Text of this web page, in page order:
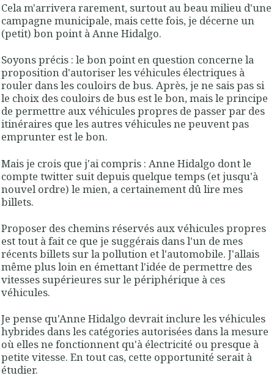
Cela m'arrivera rarement, surtout au beau milieu d'une
campagne municipale, mais cette fois, je décerne un
(petit) bon point à Anne Hidalgo.
Soyons précis : le bon point en question concerne la
proposition d'autoriser les véhicules électriques à
rouler dans les couloirs de bus. Après, je ne sais pas si
le choix des couloirs de bus est le bon, mais le principe
de permettre aux véhicules propres de passer par des
itinéraires que les autres véhicules ne peuvent pas
emprunter est le bon.
Mais je crois que j'ai compris : Anne Hidalgo dont le
compte twitter suit depuis quelque temps (et jusqu'à
nouvel ordre) le mien, a certainement dû lire mes
billets.
Proposer des chemins réservés aux véhicules propres
est tout à fait ce que je suggérais dans l'un de mes
récents billets sur la pollution et l'automobile. J'allais
même plus loin en émettant l'idée de permettre des
vitesses supérieures sur le périphérique à ces
véhicules.
Je pense qu'Anne Hidalgo devrait inclure les véhicules
hybrides dans les catégories autorisées dans la mesure
où elles ne fonctionnent qu'à électricité ou presque à
petite vitesse. En tout cas, cette opportunité serait à
étudier.